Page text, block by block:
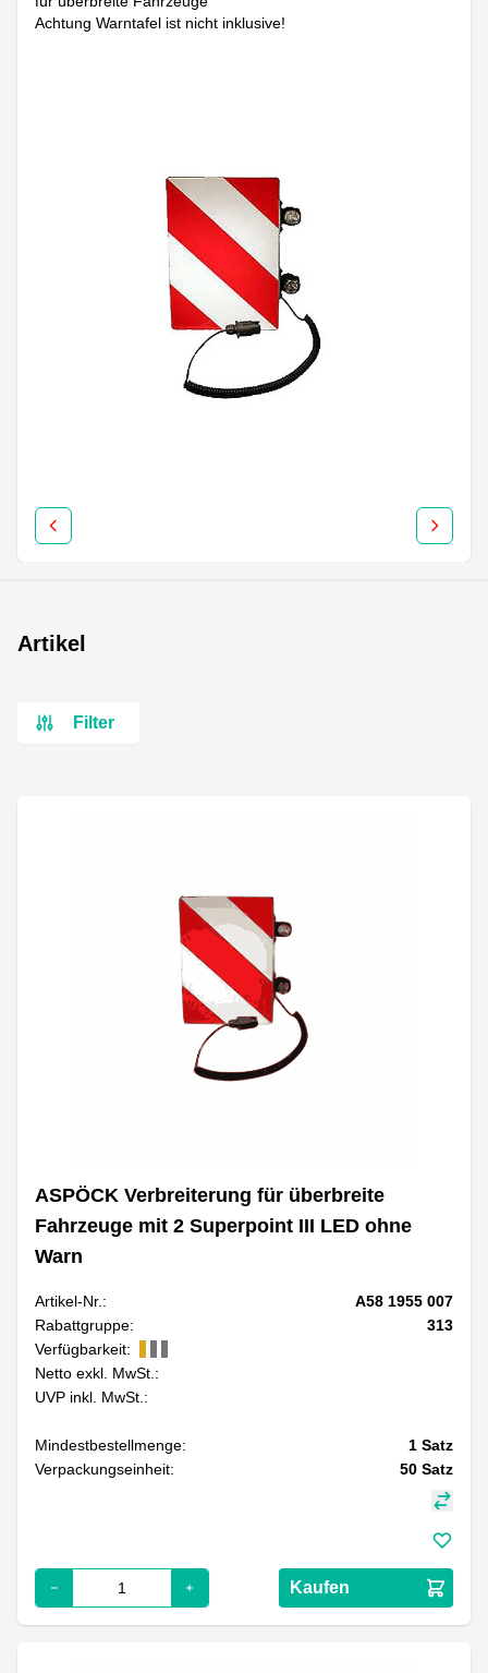
Achtung Warntafel ist nicht inklusive!
Artikel
Filter
ASPÖCK Verbreiterung für überbreite
Fahrzeuge mit 2 Superpoint III LED ohne
Warn
Artikel-Nr.:
A58 1955 007
Rabattgruppe:
313
Verfügbarkeit:
Netto exkl. MwSt.:
UVP inkl. MwSt.:
Mindestbestellmenge: 1 Satz
Verpackungseinheit:
50 Satz
Kaufen